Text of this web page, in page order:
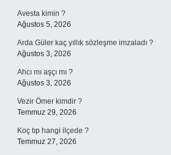
Avesta kimin ?
Ağustos 5, 2026
Arda Güler kaç yıllık sözleşme imzaladı ?
Ağustos 3, 2026
Ahcı mı aşçı mı ?
Ağustos 3, 2026
Vezir Ömer kimdir ?
Temmuz 29, 2026
Koç tıp hangi ilçede ?
Temmuz 27, 2026